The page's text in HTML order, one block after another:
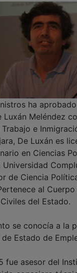
ha
Luxán Meléndez
e
De Luxán es
en Ciencias
de Ciencia
al Cuerpo
del Estado.
Estado de
fue asesor del
consejero